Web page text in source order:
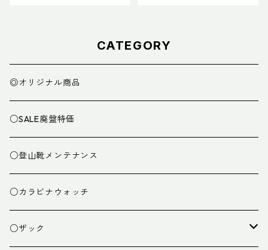
CATEGORY
◎オリジナル商品
○SALE廃盤特価
○登山靴メンテナンス
○カラビナウォッチ
○ザック